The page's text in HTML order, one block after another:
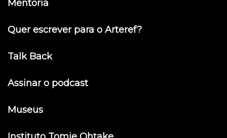
Mentoria
Quer escrever para o Arteref?
Talk Back
Assinar o podcast
Museus